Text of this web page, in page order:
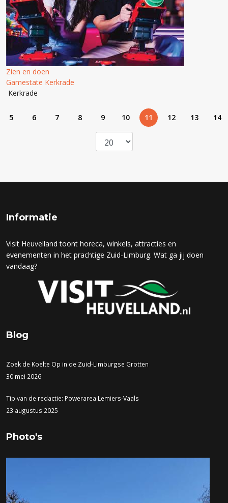
Zien en doen
Gamestate Kerkrade
Kerkrade
5 6 7 8 9 10 11 12 13 14
Informatie
Visit Heuvelland toont horeca, winkels, attracties en
evenementen in het prachtige Zuid-Limburg. Wat ga jij doen
vandaag?
Blog
Zoek de Koelte Op in de Zuid-Limburgse Grotten
30 mei 2026
Tip van de redactie: Powerarea Lemiers-Vaals
23 augustus 2025
Photo's